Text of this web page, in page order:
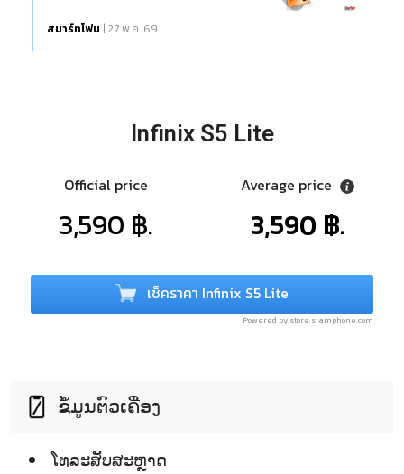
สมาร์ทโฟน | 27 พ.ค. 69
Infinix S5 Lite
Official price
3,590 ฿.
Average price
3,590 ฿.
เช็คราคา Infinix S5 Lite
Powered by store.siamphone.com
ຂໍ້ມູນຕົວເຄື່ອງ
ໂທລະສັບສະຫຼາດ